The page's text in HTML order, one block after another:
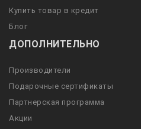
Купить товар в кредит
Блог
ДОПОЛНИТЕЛЬНО
Производители
Подарочные сертификаты
Партнерская программа
Акции